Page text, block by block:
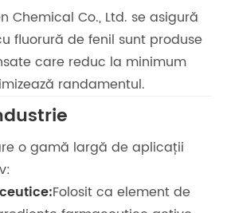
Chemical Co., Ltd. se asigură
fluorură de fenil sunt produse
care reduc la minimum
randamentul.
o gamă largă de aplicații
Folosit ca element de